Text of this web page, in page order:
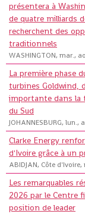
présentera à
de quatre milliards
recherchent des
traditionnels
WASHINGTON, mar.,
La première phase
turbines Goldwind,
importante dans la
du Sud
JOHANNESBURG,
Clarke Energy
d'Ivoire grâce à un
ABIDJAN, Côte
Les remarquables
2026 par le Centre
position de leader